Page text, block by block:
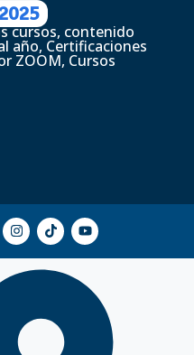
cursos, contenido
año, Certificaciones
ZOOM, Cursos